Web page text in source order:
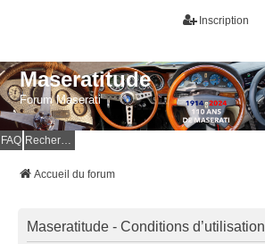
Inscription
Maseratitude
Forum Maserati
FAQ
Accueil du forum
Maseratitude - Conditions d’utilisation